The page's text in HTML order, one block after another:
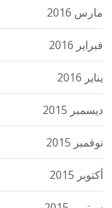
مارس 2016
فبراير 2016
يناير 2016
ديسمبر 2015
نوفمبر 2015
أكتوبر 2015